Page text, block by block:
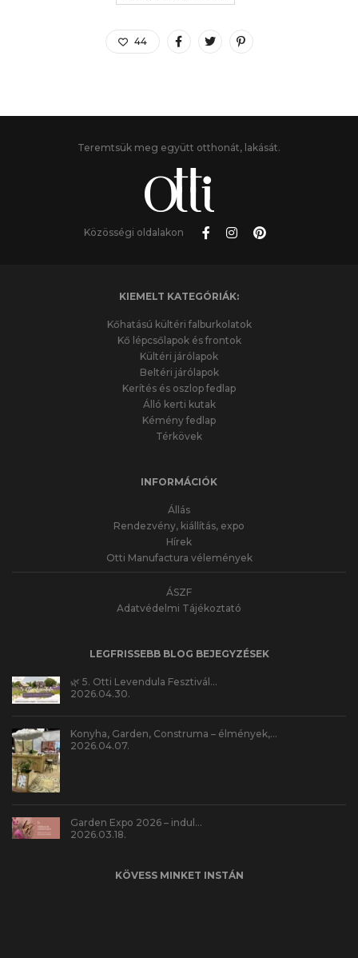
44
Teremtsük meg együtt otthonát, lakását.
Közösségi oldalakon
KIEMELT KATEGÓRIÁK:
Kőhatású kültéri falburkolatok
Kő lépcsőlapok és frontok
Kültéri járólapok
Beltéri járólapok
Kerítés és oszlop fedlap
Álló kerti kutak
Kémény fedlap
Térkövek
INFORMÁCIÓK
Állás
Rendezvény, kiállítás, expo
Hírek
Otti Manufactura vélemények
ÁSZF
Adatvédelmi Tájékoztató
LEGFRISSEBB BLOG BEJEGYZÉSEK
🌿 5. Otti Levendula Fesztivál…
2026.04.30.
Konyha, Garden, Construma – élmények,…
2026.04.07.
Garden Expo 2026 – indul…
2026.03.18.
KÖVESS MINKET INSTÁN